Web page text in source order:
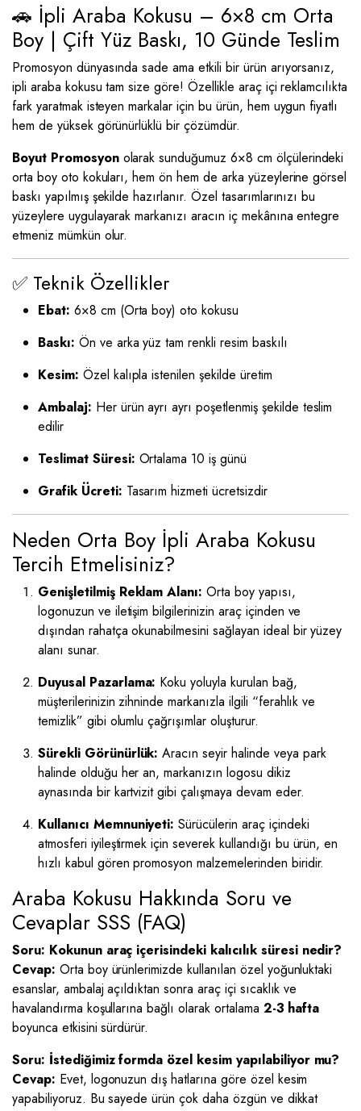
🚗 İpli Araba Kokusu – 6×8 cm Orta
Boy | Çift Yüz Baskı, 10 Günde Teslim
Promosyon dünyasında sade ama etkili bir ürün arıyorsanız,
ipli araba kokusu tam size göre! Özellikle araç içi reklamcılıkta
fark yaratmak isteyen markalar için bu ürün, hem uygun fiyatlı
hem de yüksek görünürlüklü bir çözümdür.
Boyut Promosyonolarak sunduğumuz 6×8 cm ölçülerindeki
orta boy oto kokuları, hem ön hem de arka yüzeylerine görsel
baskı yapılmış şekilde hazırlanır. Özel tasarımlarınızı bu
yüzeylere uygulayarak markanızı aracın iç mekânına entegre
etmeniz mümkün olur.
✅ Teknik Özellikler
Ebat: 6×8 cm (Orta boy) oto kokusu
Baskı: Ön ve arka yüz tam renkli resim baskılı
Kesim: Özel kalıpla istenilen şekilde üretim
Ambalaj: Her ürün ayrı ayrı poşetlenmiş şekilde teslim
edilir
Teslimat Süresi: Ortalama 10 iş günü
Grafik Ücreti: Tasarım hizmeti ücretsizdir
Neden Orta Boy İpli Araba Kokusu
Tercih Etmelisiniz?
Genişletilmiş Reklam Alanı: Orta boy yapısı,
logonuzun ve iletişim bilgilerinizin araç içinden ve
dışından rahatça okunabilmesini sağlayan ideal bir yüzey
alanı sunar.
Duyusal Pazarlama: Koku yoluyla kurulan bağ,
müşterilerinizin zihninde markanızla ilgili “ferahlık ve
temizlik” gibi olumlu çağrışımlar oluşturur.
Sürekli Görünürlük: Aracın seyir halinde veya park
halinde olduğu her an, markanızın logosu dikiz
aynasında bir kartvizit gibi çalışmaya devam eder.
Kullanıcı Memnuniyeti: Sürücülerin araç içindeki
atmosferi iyileştirmek için severek kullandığı bu ürün, en
hızlı kabul gören promosyon malzemelerinden biridir.
Araba Kokusu Hakkında Soru ve
Cevaplar SSS (FAQ)
Soru: Kokunun araç içerisindeki kalıcılık süresi nedir?
Cevap: Orta boy ürünlerimizde kullanılan özel yoğunluktaki
esanslar, ambalaj açıldıktan sonra araç içi sıcaklık ve
havalandırma koşullarına bağlı olarak ortalama 2-3 hafta
boyunca etkisini sürdürür.
Soru: İstediğimiz formda özel kesim yapılabiliyor mu?
Cevap: Evet, logonuzun dış hatlarına göre özel kesim
yapabiliyoruz. Bu sayede ürün çok daha özgün ve dikkat